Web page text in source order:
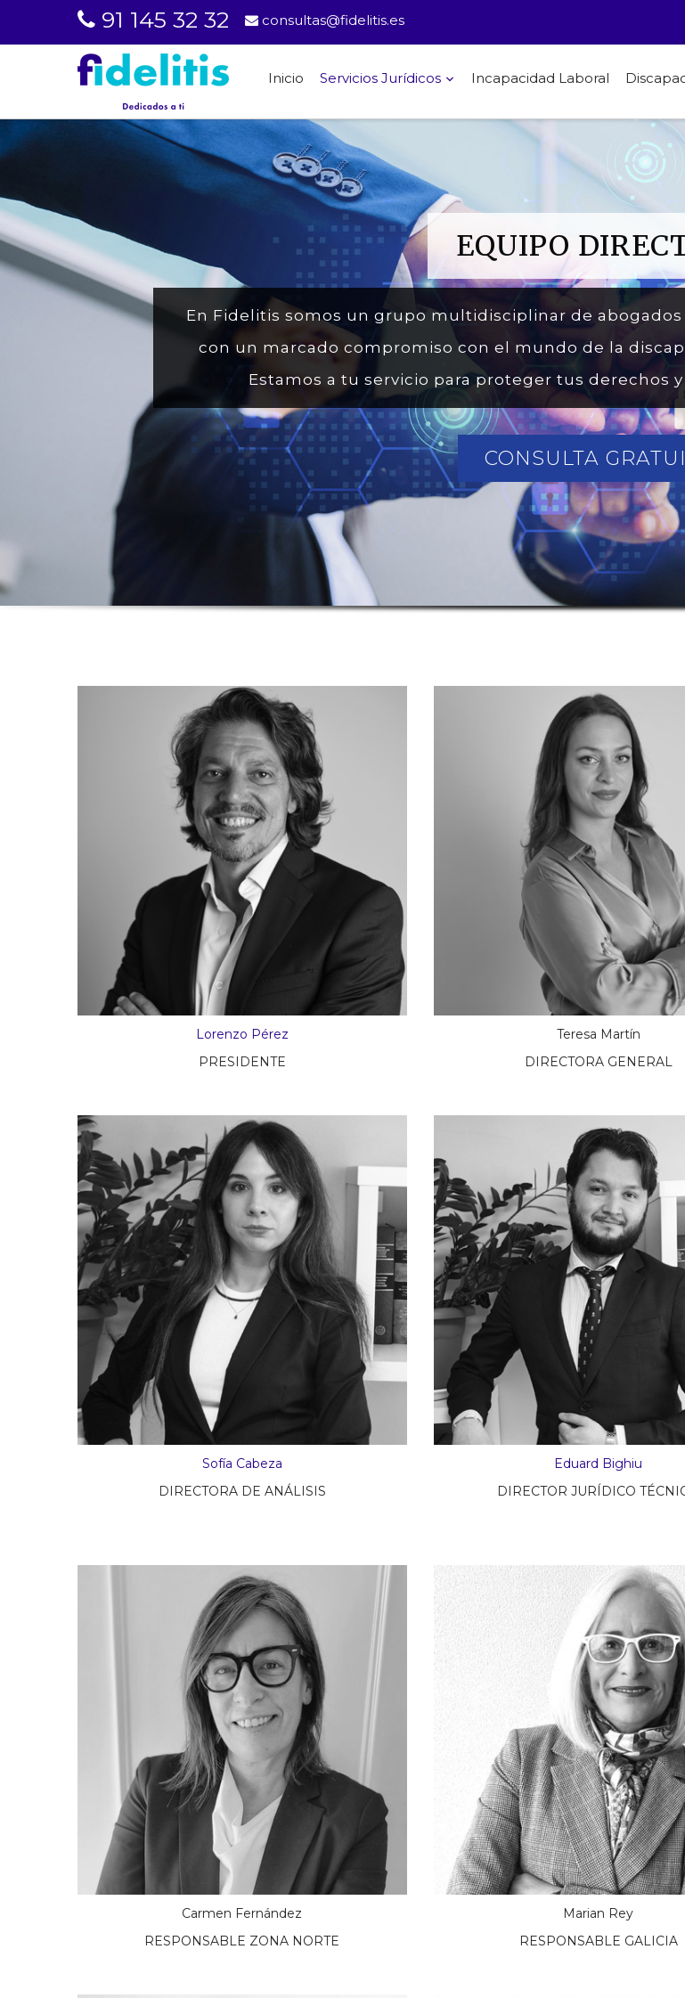
91 145 32 32 consultas@fidelitis.es
Inicio Servicios Jurídicos Incapacidad Laboral
EQUIPO
En Fidelitis somos un grupo multidisciplinar de abogados
con un marcado compromiso con el mundo de la
Estamos a tu servicio para proteger tus derechos
CONSULTA
Lorenzo Pérez
PRESIDENTE
Teresa Martín
DIRECTORA GENERAL
Sofía Cabeza
DIRECTORA DE ANÁLISIS
Eduard Bighiu
DIRECTOR JURÍDICO
Carmen Fernández
RESPONSABLE ZONA NORTE
Marian Rey
RESPONSABLE GALICIA